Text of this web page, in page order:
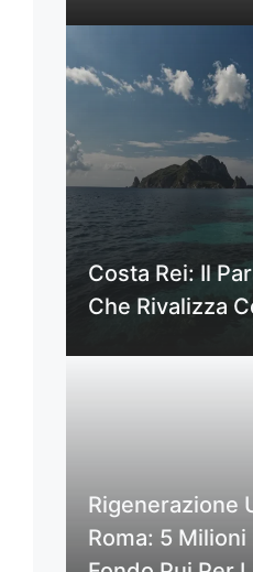
Costa Rei: Il
Che Rivalizza
Rigenerazione
Roma: 5 Milioni